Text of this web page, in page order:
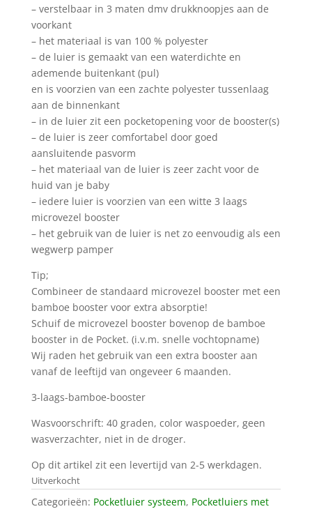
– verstelbaar in 3 maten dmv drukknoopjes aan de
voorkant
– het materiaal is van 100 % polyester
– de luier is gemaakt van een waterdichte en
ademende buitenkant (pul)
en is voorzien van een zachte polyester tussenlaag
aan de binnenkant
– in de luier zit een pocketopening voor de booster(s)
– de luier is zeer comfortabel door goed
aansluitende pasvorm
– het materiaal van de luier is zeer zacht voor de
huid van je baby
– iedere luier is voorzien van een witte 3 laags
microvezel booster
– het gebruik van de luier is net zo eenvoudig als een
wegwerp pamper
Tip;
Combineer de standaard microvezel booster met een
bamboe booster voor extra absorptie!
Schuif de microvezel booster bovenop de bamboe
booster in de Pocket. (i.v.m. snelle vochtopname)
Wij raden het gebruik van een extra booster aan
vanaf de leeftijd van ongeveer 6 maanden.
3-laags-bamboe-booster
Wasvoorschrift: 40 graden, color waspoeder, geen
wasverzachter, niet in de droger.
Op dit artikel zit een levertijd van 2-5 werkdagen.
Uitverkocht
Categorieën: Pocketluier systeem, Pocketluiers met